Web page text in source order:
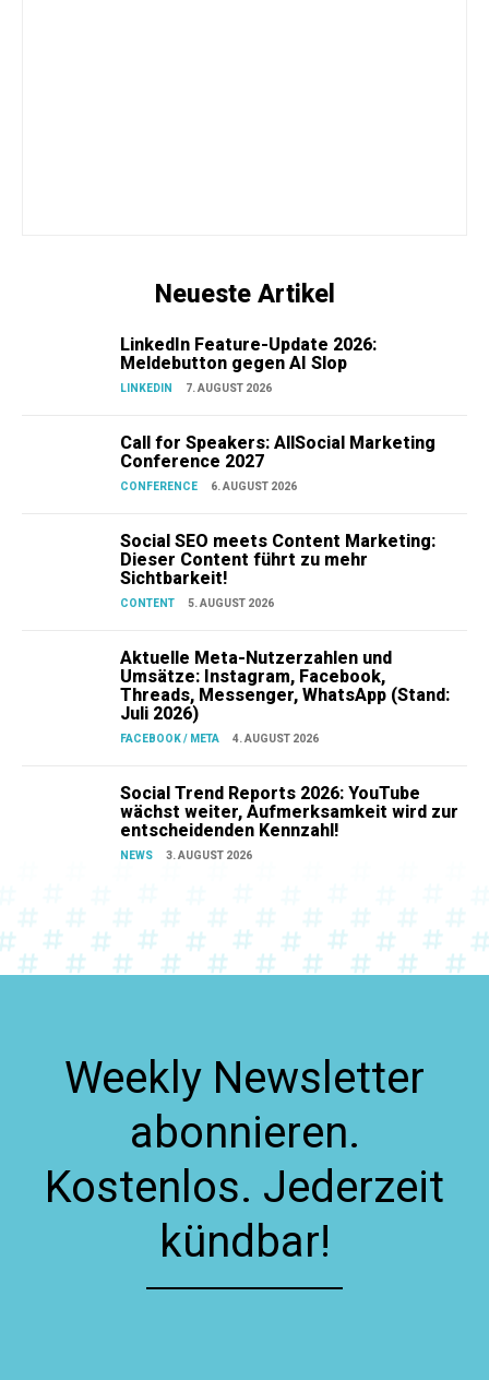
Neueste Artikel
LinkedIn Feature-Update 2026:
Meldebutton gegen AI Slop
LINKEDIN 7. AUGUST 2026
Call for Speakers: AllSocial Marketing
Conference 2027
CONFERENCE 6. AUGUST 2026
Social SEO meets Content Marketing:
Dieser Content führt zu mehr
Sichtbarkeit!
CONTENT 5. AUGUST 2026
Aktuelle Meta-Nutzerzahlen und
Umsätze: Instagram, Facebook,
Threads, Messenger, WhatsApp (Stand:
Juli 2026)
FACEBOOK / META 4. AUGUST 2026
Social Trend Reports 2026: YouTube
wächst weiter, Aufmerksamkeit wird zur
entscheidenden Kennzahl!
NEWS 3. AUGUST 2026
Weekly Newsletter
abonnieren.
Kostenlos. Jederzeit
kündbar!